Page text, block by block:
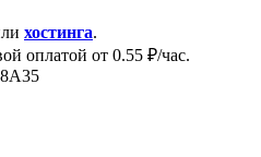
хостинга.
оплатой от 0.55 ₽/час.